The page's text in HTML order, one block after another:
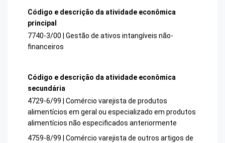
Código e descrição da atividade econômica
principal
7740-3/00 | Gestão de ativos intangíveis não-
financeiros
Código e descrição da atividade econômica
secundária
4729-6/99 | Comércio varejista de produtos
alimentícios em geral ou especializado em produtos
alimentícios não especificados anteriormente
4759-8/99 | Comércio varejista de outros artigos de